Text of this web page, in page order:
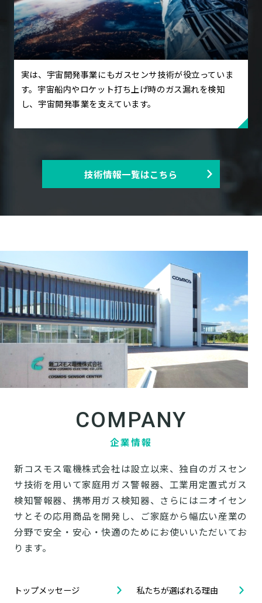
実は、宇宙開発事業にもガスセンサ技術が役立っていま
す。宇宙船内やロケット打ち上げ時のガス漏れを検知
し、宇宙開発事業を支えています。
技術情報一覧はこちら
COMPANY
企業情報
新コスモス電機株式会社は設立以来、独自のガスセン
サ技術を用いて家庭用ガス警報器、工業用定置式ガス
検知警報器、携帯用ガス検知器、さらにはニオイセン
サとその応用商品を開発し、ご家庭から幅広い産業の
分野で安全・安心・快適のためにお使いいただいてお
ります。
トップメッセージ 私たちが選ばれる理由